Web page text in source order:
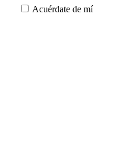
Acuérdate de mí